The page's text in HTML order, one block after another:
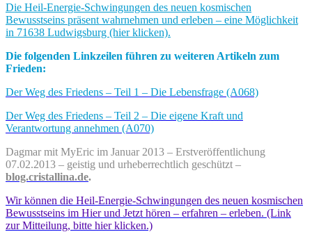
Die Heil-Energie-Schwingungen des neuen kosmischen
Bewusstseins präsent wahrnehmen und erleben – eine Möglichkeit
in 71638 Ludwigsburg (hier klicken).
Die folgenden Linkzeilen führen zu weiteren Artikeln zum
Frieden:
Der Weg des Friedens – Teil 1 – Die Lebensfrage (A068)
Der Weg des Friedens – Teil 2 – Die eigene Kraft und
Verantwortung annehmen (A070)
Dagmar mit MyEric im Januar 2013 – Erstveröffentlichung
07.02.2013 – geistig und urheberrechtlich geschützt –
blog.cristallina.de.
Wir können die Heil-Energie-Schwingungen des neuen kosmischen
Bewusstseins im Hier und Jetzt hören – erfahren – erleben. (Link
zur Mitteilung, bitte hier klicken.)